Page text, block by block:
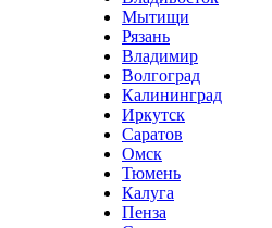
Мытищи
Рязань
Владимир
Волгоград
Калининград
Иркутск
Саратов
Омск
Тюмень
Калуга
Пенза